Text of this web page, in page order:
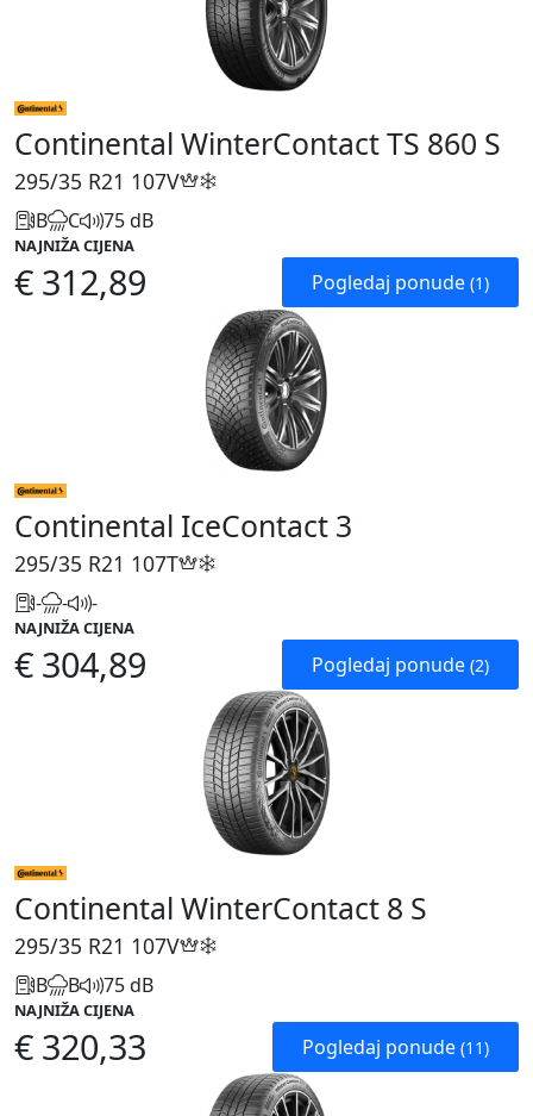
Continental WinterContact TS 860 S
295/35 R21 107V
B C 75 dB
NAJNIŽA CIJENA
€ 312,89 Pogledaj ponude (1)
Continental IceContact 3
295/35 R21 107T
- - -
NAJNIŽA CIJENA
€ 304,89 Pogledaj ponude (2)
Continental WinterContact 8 S
295/35 R21 107V
B B 75 dB
NAJNIŽA CIJENA
€ 320,33 Pogledaj ponude (11)